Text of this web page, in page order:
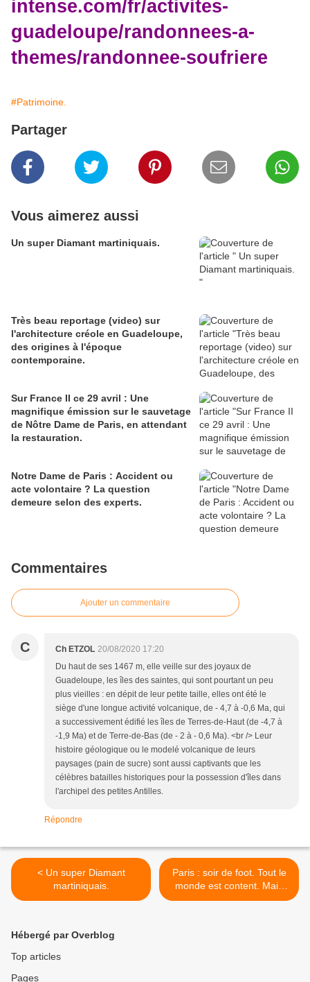
intense.com/fr/activites-
guadeloupe/randonnees-a-
themes/randonnee-soufriere
#Patrimoine.
Partager
Vous aimerez aussi
Un super Diamant martiniquais.
Très beau reportage (video) sur
l'architecture créole en Guadeloupe,
des origines à l'époque
contemporaine.
Sur France II ce 29 avril : Une
magnifique émission sur le sauvetage
de Nôtre Dame de Paris, en attendant
la restauration.
Notre Dame de Paris : Accident ou
acte volontaire ? La question
demeure selon des experts.
Commentaires
Ajouter un commentaire
C Ch ETZOL 20/08/2020 17:20
Du haut de ses 1467 m, elle veille sur des joyaux de
Guadeloupe, les îles des saintes, qui sont pourtant un peu
plus vieilles : en dépit de leur petite taille, elles ont été le
siège d'une longue activité volcanique, de - 4,7 à -0,6 Ma, qui
a successivement édifié les îles de Terres-de-Haut (de -4,7 à
-1,9 Ma) et de Terre-de-Bas (de - 2 à - 0,6 Ma). <br /> Leur
histoire géologique ou le modelé volcanique de leurs
paysages (pain de sucre) sont aussi captivants que les
célèbres batailles historiques pour la possession d'îles dans
l'archipel des petites Antilles.
Répondre
< Un super Diamant
martiniquais.
Paris : soir de foot. Tout le
monde est content. Mais
quel cluster ! >
Hébergé par Overblog
Top articles
Pages